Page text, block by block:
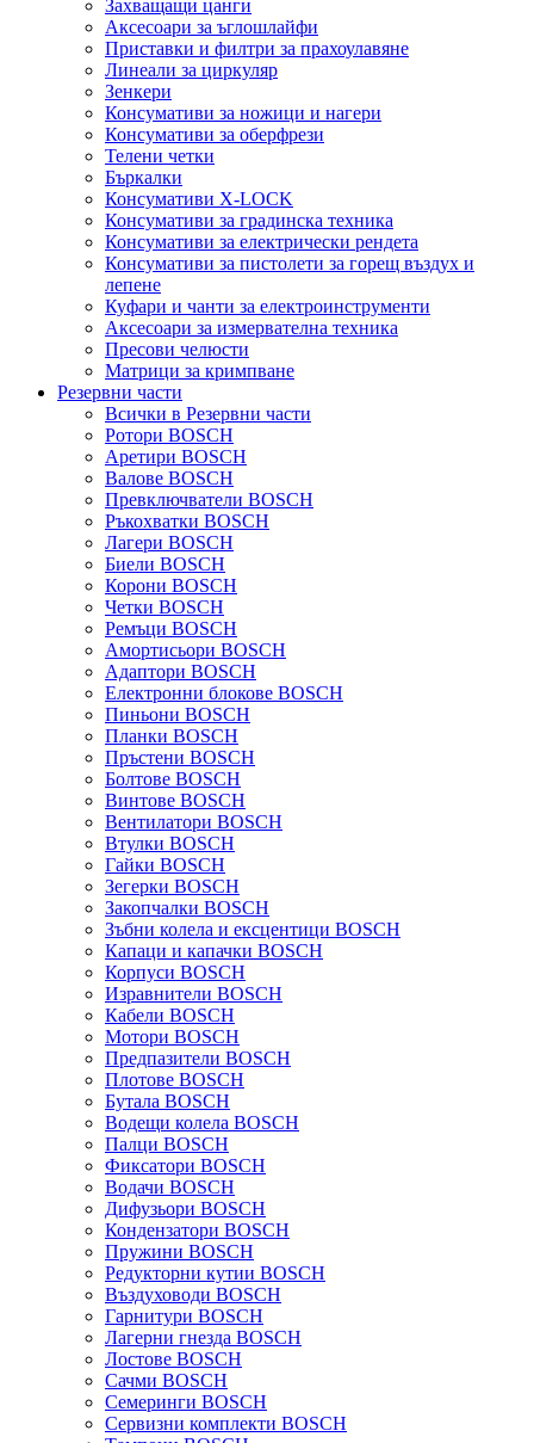
Захващащи цанги
Аксесоари за ъглошлайфи
Приставки и филтри за прахоулавяне
Линеали за циркуляр
Зенкери
Консумативи за ножици и нагери
Консумативи за оберфрези
Телени четки
Бъркалки
Консумативи X-LOCK
Консумативи за градинска техника
Консумативи за електрически рендета
Консумативи за пистолети за горещ въздух и
лепене
Куфари и чанти за електроинструменти
Аксесоари за измервателна техника
Пресови челюсти
Матрици за кримпване
Резервни части
Всички в Резервни части
Ротори BOSCH
Аретири BOSCH
Валове BOSCH
Превключватели BOSCH
Ръкохватки BOSCH
Лагери BOSCH
Биели BOSCH
Корони BOSCH
Четки BOSCH
Ремъци BOSCH
Амортисьори BOSCH
Адаптори BOSCH
Електронни блокове BOSCH
Пиньони BOSCH
Планки BOSCH
Пръстени BOSCH
Болтове BOSCH
Винтове BOSCH
Вентилатори BOSCH
Втулки BOSCH
Гайки BOSCH
Зегерки BOSCH
Закопчалки BOSCH
Зъбни колела и ексцентици BOSCH
Капаци и капачки BOSCH
Корпуси BOSCH
Изравнители BOSCH
Кабели BOSCH
Мотори BOSCH
Предпазители BOSCH
Плотове BOSCH
Бутала BOSCH
Водещи колела BOSCH
Палци BOSCH
Фиксатори BOSCH
Водачи BOSCH
Дифузьори BOSCH
Кондензатори BOSCH
Пружини BOSCH
Редукторни кутии BOSCH
Въздуховоди BOSCH
Гарнитури BOSCH
Лагерни гнезда BOSCH
Лостове BOSCH
Сачми BOSCH
Семеринги BOSCH
Сервизни комплекти BOSCH